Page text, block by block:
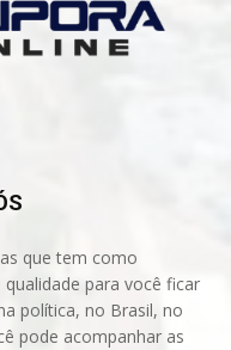
que tem como
para você ficar
política, no Brasil, no
pode acompanhar as